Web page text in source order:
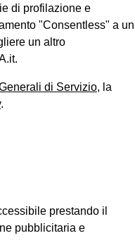
di profilazione e
"Consentless" a un
un altro
di Servizio, la
.
prestando il
pubblicitaria e